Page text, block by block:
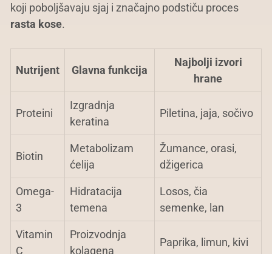
koji poboljšavaju sjaj i značajno podstiču proces
rasta kose.
Nutrijent Glavna funkcija
Najbolji izvori
hrane
Proteini
Izgradnja
keratina
Piletina, jaja, sočivo
Biotin
Metabolizam
ćelija
Žumance, orasi,
džigerica
Omega-
3
Hidratacija
temena
Losos, čia
semenke, lan
Vitamin
C
Proizvodnja
kolagena
Paprika, limun, kivi